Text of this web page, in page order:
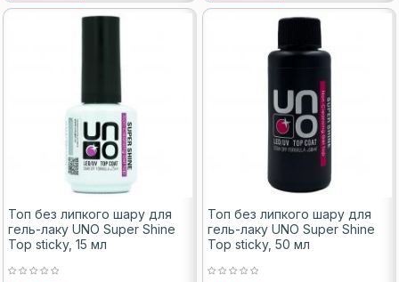
Топ без липкого шару для
гель-лаку UNO Super Shine
Top sticky, 15 мл
Топ без липкого шару для
гель-лаку UNO Super Shine
Top sticky, 50 мл